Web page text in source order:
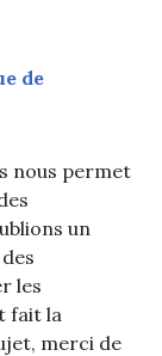
de
nous permet
un
les
fait la
merci de